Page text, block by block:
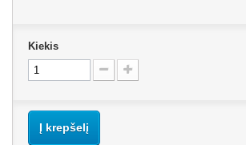
Kiekis
Į krepšelį